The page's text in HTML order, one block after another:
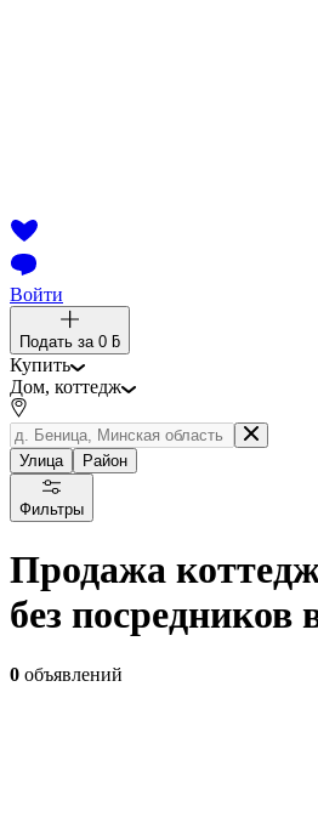
Войти
Подать за 0 ƃ
Купить
Дом, коттедж
Улица Район
Фильтры
Продажа
без посредников
0 объявлений